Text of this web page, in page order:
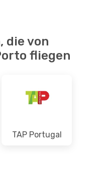
die von
fliegen
TAP Portugal